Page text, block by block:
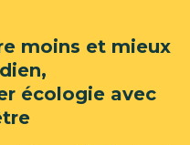
moins et mieux
écologie avec